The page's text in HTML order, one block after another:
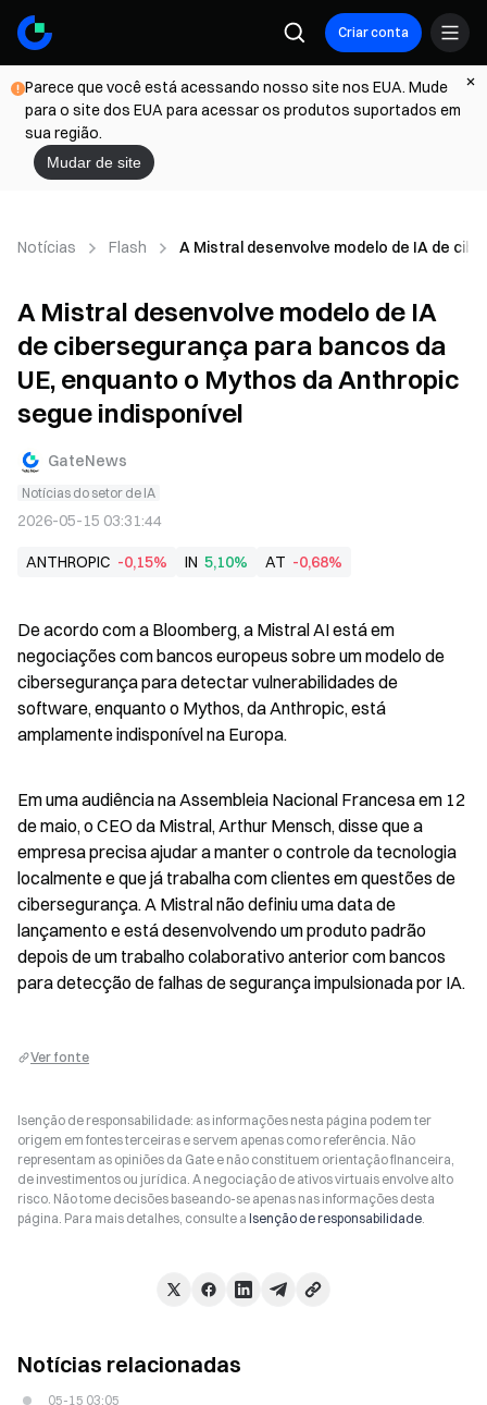
Criar conta
Parece que você está acessando nosso site nos EUA. Mude
para o site dos EUA para acessar os produtos suportados em
sua região.
Mudar de site
Notícias Flash A Mistral desenvolve modelo de IA de
A Mistral desenvolve modelo de IA
de cibersegurança para bancos da
UE, enquanto o Mythos da Anthropic
segue indisponível
GateNews
Notícias do setor de IA
2026-05-15 03:31:44
ANTHROPIC -0,15% IN 5,10% AT -0,68%
De acordo com a Bloomberg, a Mistral AI está em
negociações com bancos europeus sobre um modelo de
cibersegurança para detectar vulnerabilidades de
software, enquanto o Mythos, da Anthropic, está
amplamente indisponível na Europa.
Em uma audiência na Assembleia Nacional Francesa em 12
de maio, o CEO da Mistral, Arthur Mensch, disse que a
empresa precisa ajudar a manter o controle da tecnologia
localmente e que já trabalha com clientes em questões de
cibersegurança. A Mistral não definiu uma data de
lançamento e está desenvolvendo um produto padrão
depois de um trabalho colaborativo anterior com bancos
para detecção de falhas de segurança impulsionada por IA.
Ver fonte
Isenção de responsabilidade: as informações nesta página podem ter
origem em fontes terceiras e servem apenas como referência. Não
representam as opiniões da Gate e não constituem orientação financeira,
de investimentos ou jurídica. A negociação de ativos virtuais envolve alto
risco. Não tome decisões baseando-se apenas nas informações desta
página. Para mais detalhes, consulte a Isenção de responsabilidade.
Notícias relacionadas
05-15 03:05